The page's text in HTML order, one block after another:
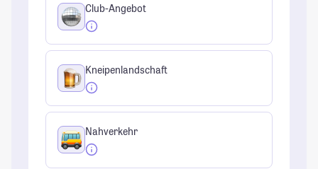
Club-Angebot
Kneipenlandschaft
Nahverkehr